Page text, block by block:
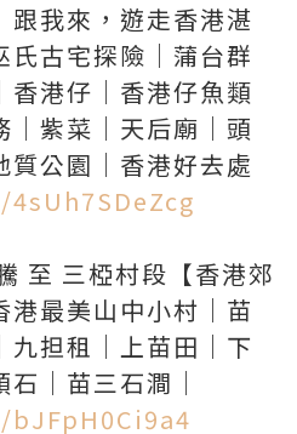
跟我來，遊走香港湛
氏古宅探險｜蒲台群
香港仔｜香港仔魚類
｜紫菜｜天后廟｜頭
至 三椏村段【香港郊
港最美山中小村｜苗
九担租｜上苗田｜下